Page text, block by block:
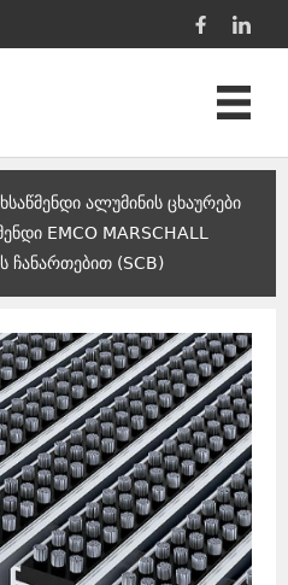
ალუმინის ცხაურები
EMCO MARSCHALL
ჩანართებით (SCB)